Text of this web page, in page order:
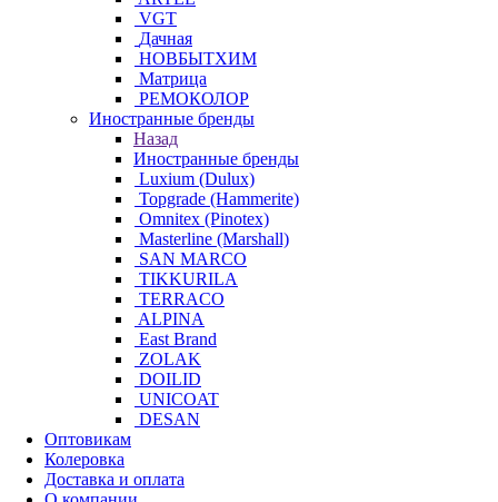
VGT
Дачная
НОВБЫТХИМ
Матрица
РЕМОКОЛОР
Иностранные бренды
Назад
Иностранные бренды
Luxium (Dulux)
Topgrade (Hammerite)
Omnitex (Pinotex)
Masterline (Marshall)
SAN MARCO
TIKKURILA
TERRACO
ALPINA
East Brand
ZOLAK
DOILID
UNICOAT
DESAN
Оптовикам
Колеровка
Доставка и оплата